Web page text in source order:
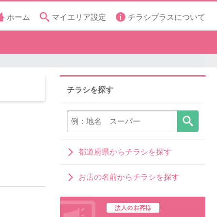
ホーム マイエリア設定 チラシプラスについて
チラシを探す
都道府県からチラシを探す
お店の名前からチラシを探す